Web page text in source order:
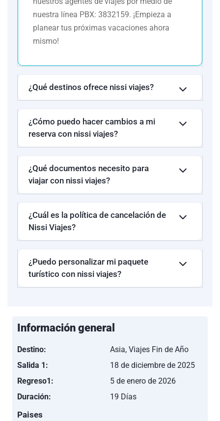
Golden Flower Hotel Primera
Grand Mercure Shanghai
Hongqiao Jin Jiang Hotel Primera
Nota:Suplemento por Upgrade a habitación Premium en el Hotel
Kyoto Tokyu por las 3 noches: USD 100 por persona en Hab.
Doble o Triple – USD 150 por persona en Hab. Sencilla.
Se debe adicionar el 2% de gastos financieros. Si el pago en es
pesos se liquidará a la TMR del día en que se haga el pago.
nuestra línea PBX: 3832159. ¡Empieza a
planear tus próximas vacaciones ahora
mismo!
¿Qué destinos ofrece nissi viajes?
¿Cómo puedo hacer cambios a mi
reserva con nissi viajes?
¿Qué documentos necesito para
viajar con nissi viajes?
¿Cuál es la política de cancelación de
Nissi Viajes?
¿Puedo personalizar mi paquete
turístico con nissi viajes?
Información general
Destino:
Asia, Viajes Fin de Año
Salida 1:
18 de diciembre de 2025
Regreso1:
5 de enero de 2026
Duración:
19 Días
Paises